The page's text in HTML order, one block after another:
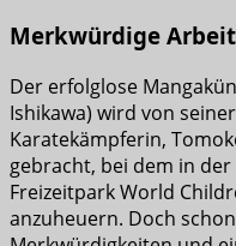
Merkwürdige
Der erfolglose
Ishikawa) wird von
Karatekämpferin,
gebracht, bei dem in
Freizeitpark World
anzuheuern. Doch